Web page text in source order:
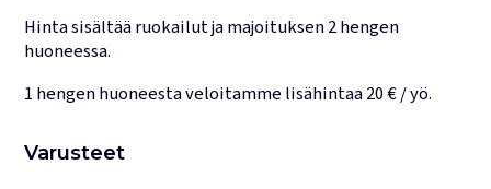
Hinta sisältää ruokailut ja majoituksen 2 hengen
huoneessa.
1 hengen huoneesta veloitamme lisähintaa 20 € / yö.
Varusteet